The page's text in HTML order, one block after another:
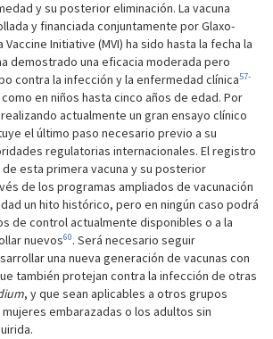
y su posterior eliminación. La vacuna
y financiada conjuntamente por Glaxo-
Vaccine Initiative (MVI) ha sido hasta la fecha la
demostrado una eficacia moderada pero
contra la infección y la enfermedad clínica57-
en niños hasta cinco años de edad. Por
actualmente un gran ensayo clínico
el último paso necesario previo a su
regulatorias internacionales. El registro
esta primera vacuna y su posterior
de los programas ampliados de vacunación
un hito histórico, pero en ningún caso podrá
de control actualmente disponibles o a la
nuevos60. Será necesario seguir
una nueva generación de vacunas con
también protejan contra la infección de otras
, y que sean aplicables a otros grupos
embarazadas o los adultos sin